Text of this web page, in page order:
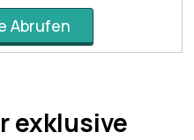
Abrufen
exklusive